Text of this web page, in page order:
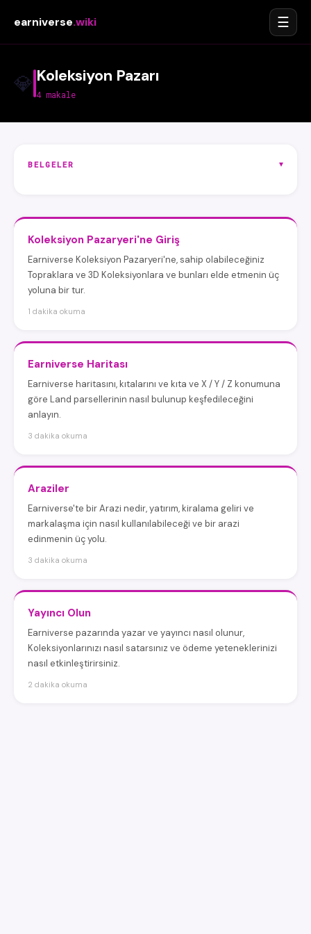
earniverse.wiki ☰
💎 Koleksiyon Pazarı
4 makale
BELGELER ▾
Koleksiyon Pazaryeri'ne Giriş
Earniverse Koleksiyon Pazaryeri'ne, sahip olabileceğiniz
Topraklara ve 3D Koleksiyonlara ve bunları elde etmenin üç
yoluna bir tur.
1 dakika okuma
Earniverse Haritası
Earniverse haritasını, kıtalarını ve kıta ve X / Y / Z konumuna
göre Land parsellerinin nasıl bulunup keşfedileceğini
anlayın.
3 dakika okuma
Araziler
Earniverse'te bir Arazi nedir, yatırım, kiralama geliri ve
markalaşma için nasıl kullanılabileceği ve bir arazi
edinmenin üç yolu.
3 dakika okuma
Yayıncı Olun
Earniverse pazarında yazar ve yayıncı nasıl olunur,
Koleksiyonlarınızı nasıl satarsınız ve ödeme yeteneklerinizi
nasıl etkinleştirirsiniz.
2 dakika okuma